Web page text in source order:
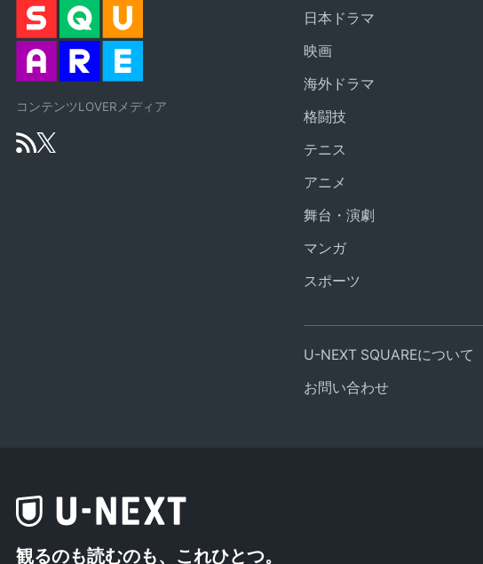
コンテンツLOVERメディア
日本ドラマ
映画
海外ドラマ
格闘技
テニス
アニメ
舞台・演劇
マンガ
スポーツ
U-NEXT SQUAREについて
お問い合わせ
観るのも読むのも、これひとつ。